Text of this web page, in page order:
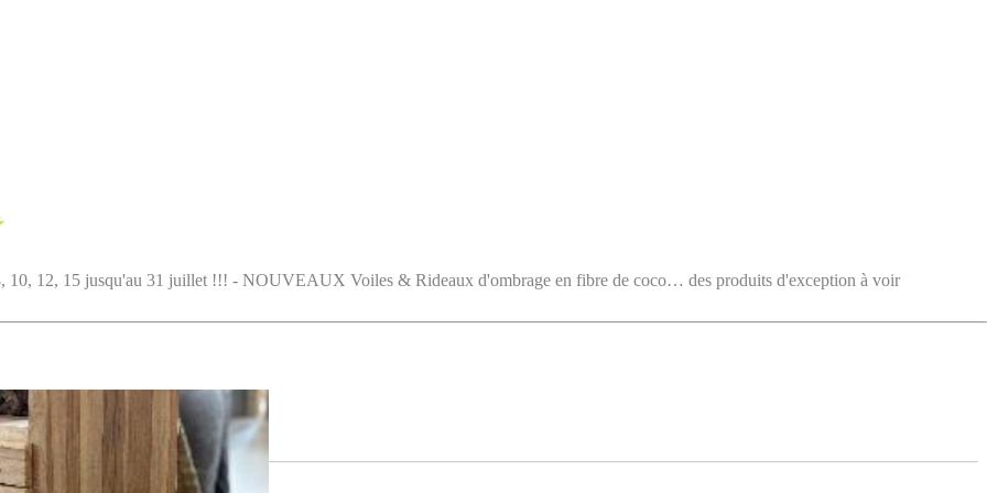
12, 15 jusqu'au 31 juillet !!! - NOUVEAUX Voiles & Rideaux d'ombrage en fibre de coco… des produits d'exception à voir